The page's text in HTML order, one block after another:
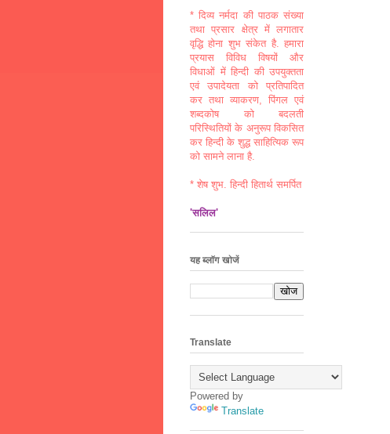
* दिव्य नर्मदा की पाठक संख्या
तथा प्रसार क्षेत्र में लगातार
वृद्धि होना शुभ संकेत है. हमारा
प्रयास विविध विषयों और
विधाओं में हिन्दी की उपयुक्तता
एवं उपादेयता को प्रतिपादित
कर तथा व्याकरण, पिंगल एवं
शब्दकोष को बदलती
परिस्थितियों के अनुरूप विकसित
कर हिन्दी के शुद्ध साहित्यिक रूप
को सामने लाना है.
* शेष शुभ. हिन्दी हितार्थ समर्पित
'सलिल'
यह ब्लॉग खोजें
Translate
Powered by
Translate